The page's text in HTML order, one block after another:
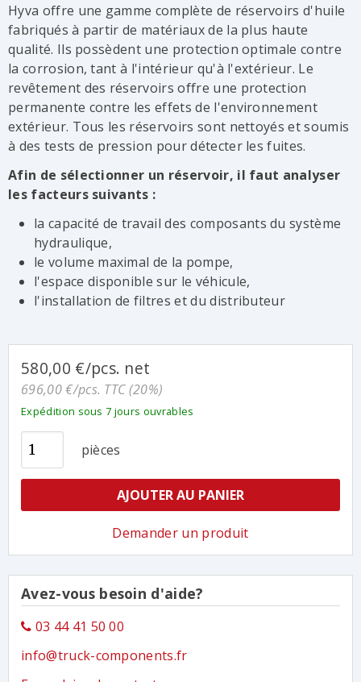
Hyva offre une gamme complète de réservoirs d'huile
fabriqués à partir de matériaux de la plus haute
qualité. Ils possèdent une protection optimale contre
la corrosion, tant à l'intérieur qu'à l'extérieur. Le
revêtement des réservoirs offre une protection
permanente contre les effets de l'environnement
extérieur. Tous les réservoirs sont nettoyés et soumis
à des tests de pression pour détecter les fuites.
Afin de sélectionner un réservoir, il faut analyser
les facteurs suivants :
la capacité de travail des composants du système
hydraulique,
le volume maximal de la pompe,
l'espace disponible sur le véhicule,
l'installation de filtres et du distributeur
580,00 €/pcs. net
696,00 €/pcs. TTC (20%)
Expédition sous 7 jours ouvrables
pièces
AJOUTER AU PANIER
Demander un produit
Avez-vous besoin d'aide?
03 44 41 50 00
info@truck-components.fr